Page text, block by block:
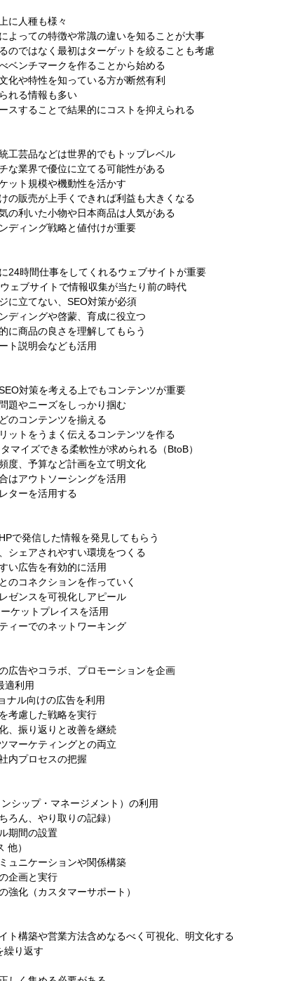
に⼈種も様々
よっての特徴や常識の違いを知ることが⼤事
のではなく最初はターゲットを絞ることも考慮
ベンチマークを作ることから始める
化や特性を知っている⽅が断然有利
れる情報も多い
スすることで結果的にコストを抑えられる
⼯芸品などは世界的でもトップレベル
な業界で優位に⽴てる可能性がある
ット規模や機動性を活かす
の販売が上⼿くできれば利益も⼤きくなる
の利いた⼩物や⽇本商品は⼈気がある
ディング戦略と値付けが重要
24時間仕事をしてくれるウェブサイトが重要
ェブサイトで情報収集が当たり前の時代
に⽴てない、SEO対策が必須
ディングや啓蒙、育成に役⽴つ
に商品の良さを理解してもらう
ト説明会なども活⽤
対策を考える上でもコンテンツが重要
題やニーズをしっかり掴む
のコンテンツを揃える
ットをうまく伝えるコンテンツを作る
マイズできる柔軟性が求められる（BtoB）
度、予算など計画を⽴て明⽂化
はアウトソーシングを活⽤
ターを活⽤する
で発信した情報を発⾒してもらう
シェアされやすい環境をつくる
い広告を有効的に活⽤
のコネクションを作っていく
ゼンスを可視化しアピール
ケットプレイスを活⽤
ィーでのネットワーキング
広告やコラボ、プロモーションを企画
適利⽤
ナル向けの広告を利⽤
考慮した戦略を実⾏
、振り返りと改善を継続
マーケティングとの両⽴
内プロセスの把握
シップ・マネージメント）の利⽤
ろん、やり取りの記録）
期間の設置
他）
ュニケーションや関係構築
企画と実⾏
強化（カスタマーサポート）
ト構築や営業⽅法含めなるべく可視化、明⽂化する
繰り返す